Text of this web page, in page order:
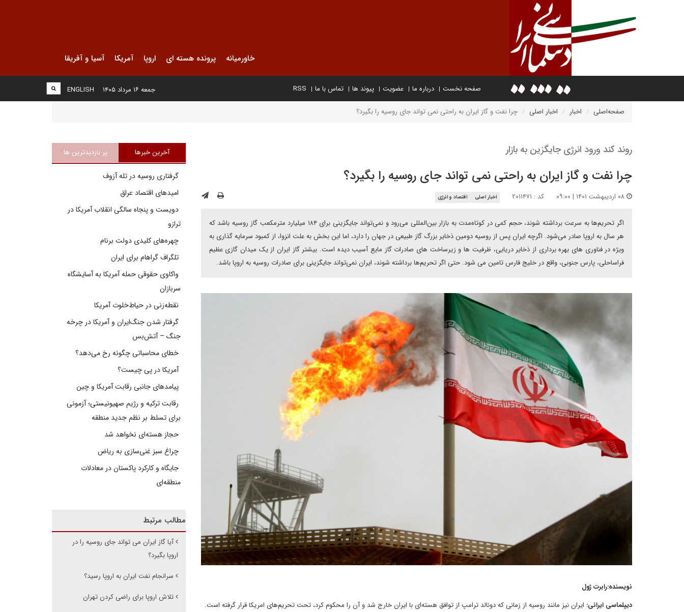
خاورمیانه پرونده هسته ای اروپا آمریکا آسیا و آفریقا
صفحه نخست درباره ما عضویت پیوند ها تماس با ما RSS
ENGLISH جمعه ۱۶ مرداد ۱۴۰۵
صفحه‌اصلی اخبار اخبار اصلی چرا نفت و گاز ایران به راحتی نمی تواند جای روسیه را بگیرد؟
روند کند ورود انرژی جایگزین به بازار
چرا نفت و گاز ایران به راحتی نمی تواند جای روسیه را بگیرد؟
کد : ۲۰۱۱۴۷۱ اخبار اصلی اقتصاد و انرژی
اگر تحریم‌ها به سرعت برداشته شوند، حجم کمی در کوتاه‌مدت به بازار بین‌المللی می‌رود و نمی‌تواند جایگزینی برای ۱۸۴ میلیارد مترمکعب گاز روسیه باشد که
هر سال به اروپا صادر می‌شود. اگرچه ایران پس از روسیه دومین ذخایر بزرگ گاز طبیعی در جهان را دارد، اما این بخش به علت انزوا، از کمبود سرمایه گذاری به
ویژه در فناوری های بهره برداری از ذخایر دریایی، ظرفیت ها و زیرساخت های صادرات گاز مایع آسیب دیده است. بیشتر گاز ایران از یک میدان گازی عظیم
فراساحلی، پارس جنوبی، واقع در خلیج فارس تامین می شود. حتی اگر تحریم‌ها برداشته شوند، ایران نمی‌تواند جایگزینی برای صادرات روسیه به اروپا باشد.
نویسنده:رابرت ژول
دیپلماسی ایرانی: ایران نیز مانند روسیه از زمانی که دونالد ترامپ از توافق هسته‌ای با ایران خارج شد و آن را محکوم کرد، تحت تحریم‌های امریکا قرار گرفته است.
آخرین خبرها پر بازدیدترین ها
گرفتاری روسیه در تله آزوف
امیدهای اقتصاد عراق
دویست و پنجاه سالگی انقلاب آمریکا در
ترازو
چهره‌های کلیدی دولت برنام
تلگراف گراهام برای ایران
واکاوی حقوقی حمله آمریکا به آسایشگاه
سربازان
نقطه‌زنی در حیاط‌خلوت آمریکا
گرفتار شدن جنگ‌ایران و آمریکا در چرخه
جنگ – آتش‌بس
خطای محاسباتی چگونه رخ می‌دهد؟
آمریکا در پی چیست؟
پیامدهای جانبی رقابت آمریکا و چین
رقابت ترکیه و رژیم صهیونیستی؛ آزمونی
برای تسلط بر نظم جدید منطقه
حجاز هسته‌ای نخواهد شد
چراغ سبز غنی‌سازی به ریاض
جایگاه و کارکرد پاکستان در معادلات
منطقه‌ای
مطالب مرتبط
آیا گاز ایران می تواند جای روسیه را در
اروپا بگیرد؟
سرانجام نفت ایران به اروپا رسید؟
تلاش اروپا برای راضی کردن تهران